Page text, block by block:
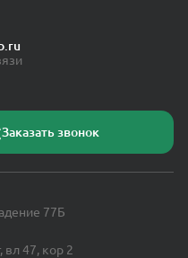
Заказать звонок
77Б
47, кор 2